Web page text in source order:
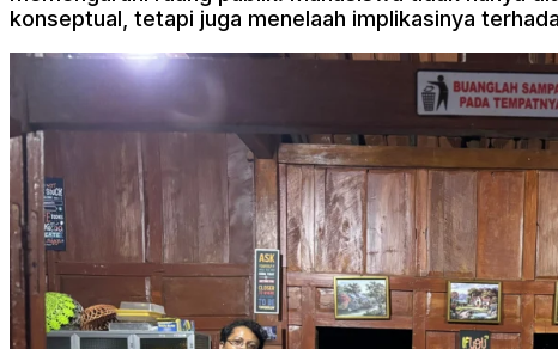
konseptual, tetapi juga menelaah implikasinya